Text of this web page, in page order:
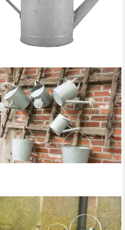
ESSCHERT DESIGN
Gießkanne 1,5 Liter